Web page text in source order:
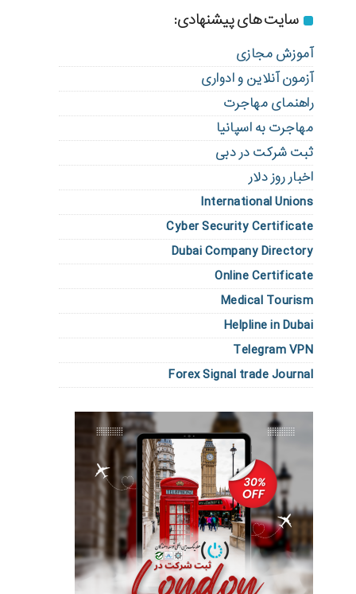
سایت های پیشنهادی:
آموزش مجازی
آزمون آنلاین و ادواری
راهنمای مهاجرت
مهاجرت به اسپانیا
ثبت شرکت در دبی
اخبار روز دلار
International Unions
Cyber Security Certificate
Dubai Company Directory
Online Certificate
Medical Tourism
Helpline in Dubai
Telegram VPN
Forex Signal trade Journal